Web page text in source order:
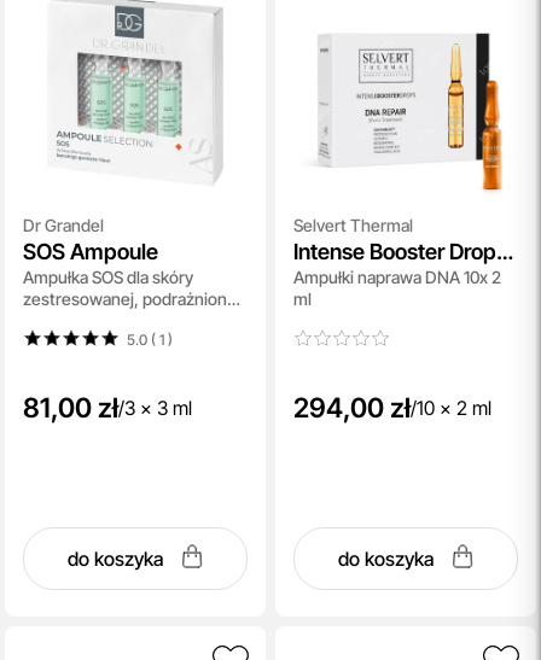
Dr Grandel
SOS Ampoule
Ampułka SOS dla skóry
zestresowanej, podrażnionej,
5.0 ( 1)
81,00 zł/3 x 3 ml
do koszyka
Selvert Thermal
Intense Booster Drops
DNA Repair
Ampułki naprawa DNA 10x 2
ml
294,00 zł/10 x 2 ml
do koszyka